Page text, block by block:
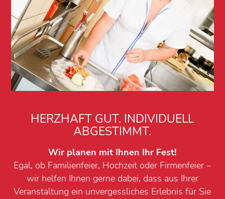
HERZHAFT GUT. INDIVIDUELL
ABGESTIMMT.
Wir planen mit Ihnen Ihr Fest!
Egal, ob Familienfeier, Hochzeit oder Firmenfeier –
wir helfen Ihnen gerne dabei, dass aus Ihrer
Veranstaltung ein unvergessliches Erlebnis für Sie